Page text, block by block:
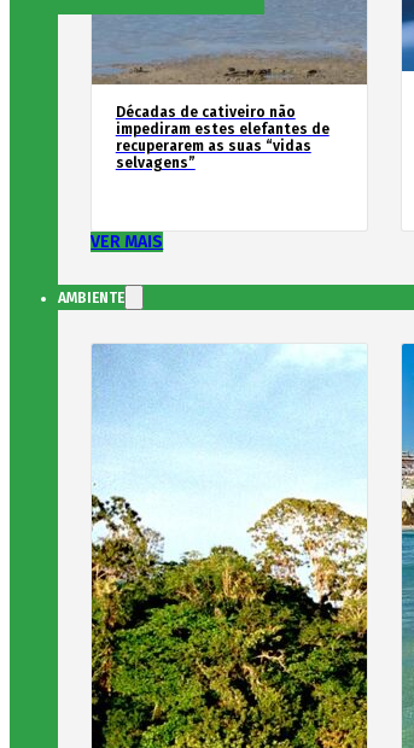
Décadas de cativeiro não
impediram estes elefantes de
recuperarem as suas “vidas
selvagens”
VER MAIS
AMBIENTE